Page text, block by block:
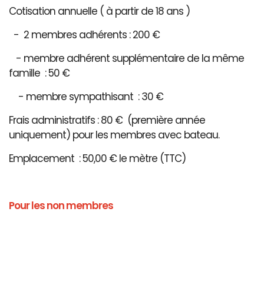
Cotisation annuelle ( à partir de 18 ans )
- 2 membres adhérents : 200 €
- membre adhérent supplémentaire de la même
famille : 50 €
- membre sympathisant : 30 €
Frais administratifs : 80 € (première année
uniquement) pour les membres avec bateau.
Emplacement : 50,00 € le mètre (TTC)
Pour les non membres